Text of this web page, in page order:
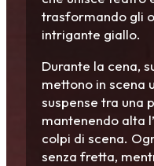
trasformando gli
intrigante giallo.
Durante la cena,
mettono in scena
suspense tra una
mantenendo alta
colpi di scena.
senza fretta,